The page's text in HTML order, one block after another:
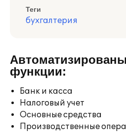
Теги
бухгалтерия
функции:
Банк и касса
Налоговый учет
Основные средства
Производственные